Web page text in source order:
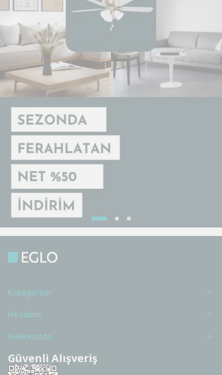
Kategoriler
Hesabım
Hakkımızda
Güvenli Alışveriş